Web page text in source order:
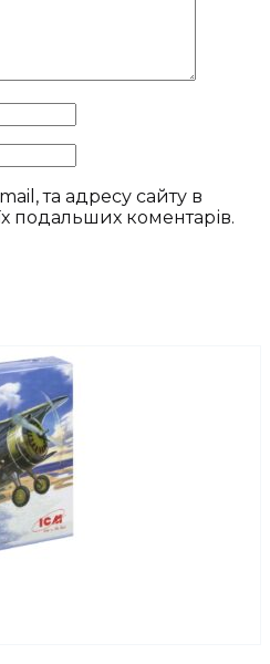
та адресу сайту в
подальших коментарів.